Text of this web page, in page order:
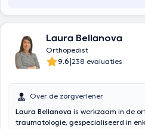
Laura Bellanova
Orthopedist
9.6|238 evaluaties
Over de zorgverlener
Laura Bellanova is werkzaam in de
traumatologie, gespecialiseerd in